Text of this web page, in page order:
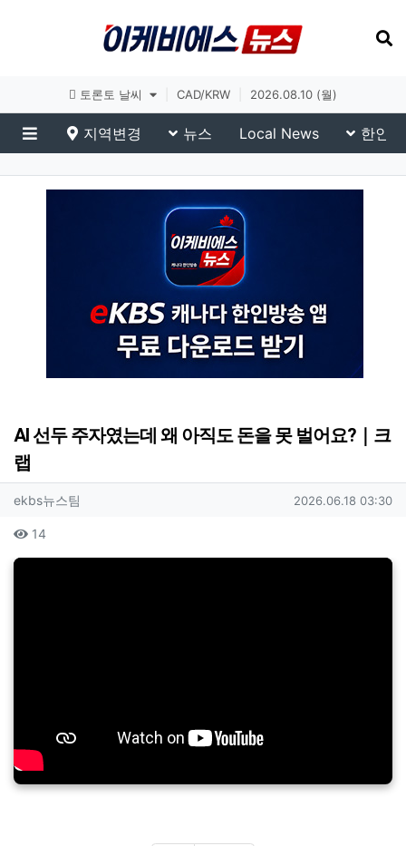
토론토 날씨 CAD/KRW 2026.08.10 (월)
메뉴
지역변경 뉴스 Local News 한인
이슈 브리핑
AI 선두 주자였는데 왜 아직도 돈을 못 벌어요?｜크
랩
작성자 정보
ekbs뉴스팀 작성일
2026.06.18 03:30
컨텐츠 정보
14
본문